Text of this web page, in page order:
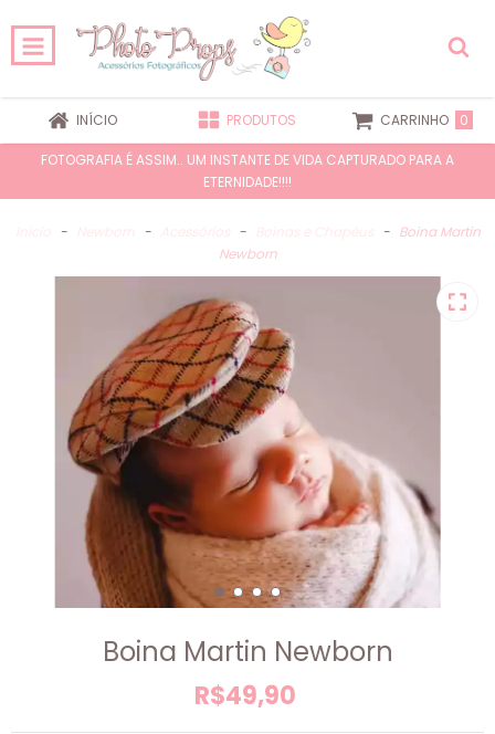
INÍCIO PRODUTOS CARRINHO 0
FOTOGRAFIA É ASSIM.. UM INSTANTE DE VIDA CAPTURADO PARA A
ETERNIDADE!!!!
- - - - Boina Martin
Newborn
Boina Martin Newborn
R$49,90